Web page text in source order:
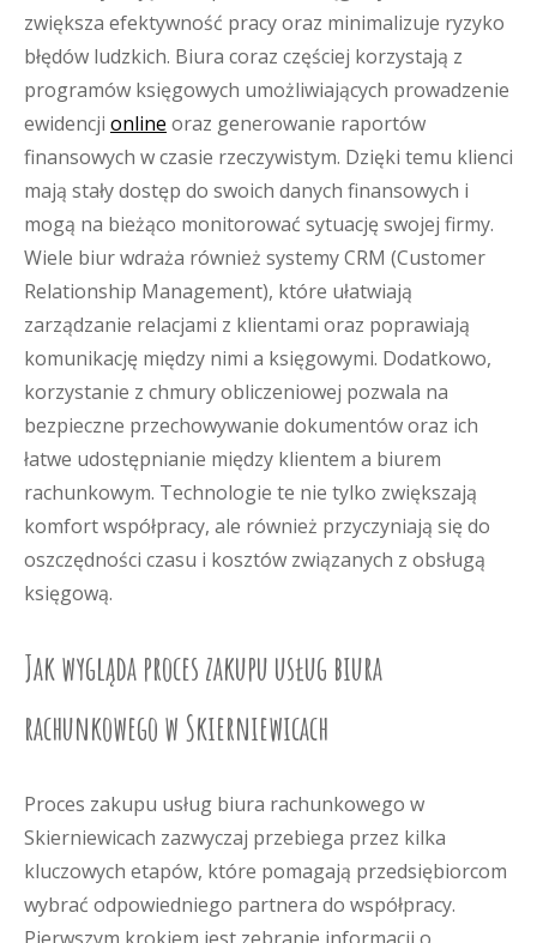
zwiększa efektywność pracy oraz minimalizuje ryzyko
błędów ludzkich. Biura coraz częściej korzystają z
programów księgowych umożliwiających prowadzenie
ewidencji online oraz generowanie raportów
finansowych w czasie rzeczywistym. Dzięki temu klienci
mają stały dostęp do swoich danych finansowych i
mogą na bieżąco monitorować sytuację swojej firmy.
Wiele biur wdraża również systemy CRM (Customer
Relationship Management), które ułatwiają
zarządzanie relacjami z klientami oraz poprawiają
komunikację między nimi a księgowymi. Dodatkowo,
korzystanie z chmury obliczeniowej pozwala na
bezpieczne przechowywanie dokumentów oraz ich
łatwe udostępnianie między klientem a biurem
rachunkowym. Technologie te nie tylko zwiększają
komfort współpracy, ale również przyczyniają się do
oszczędności czasu i kosztów związanych z obsługą
księgową.
Jak wygląda proces zakupu usług biura
rachunkowego w Skierniewicach
Proces zakupu usług biura rachunkowego w
Skierniewicach zazwyczaj przebiega przez kilka
kluczowych etapów, które pomagają przedsiębiorcom
wybrać odpowiedniego partnera do współpracy.